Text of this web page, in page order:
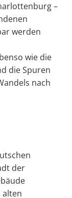
–
werden
wie die
die Spuren
nach
der
alten